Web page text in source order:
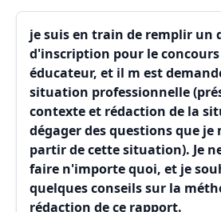
je suis en train de remplir un
d'inscription pour le
éducateur, et il m est
situation professionnelle
contexte et rédaction de la
dégager des questions que je
partir de cette situation). Je
faire n'importe quoi, et je
quelques conseils sur la
rédaction de ce rapport.